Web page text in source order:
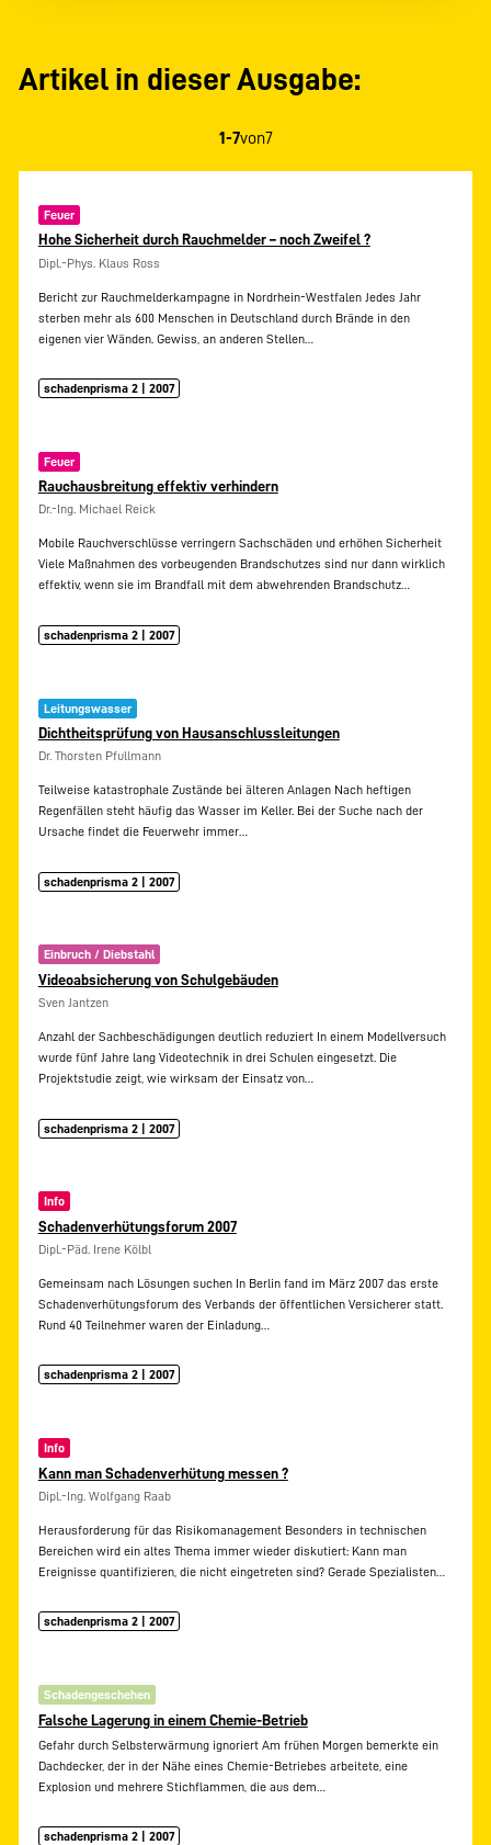
Artikel in dieser Ausgabe:
1-7von7
Feuer
Hohe Sicherheit durch Rauchmelder – noch Zweifel ?
Dipl.-Phys. Klaus Ross
Bericht zur Rauchmelderkampagne in Nordrhein-Westfalen Jedes Jahr
sterben mehr als 600 Menschen in Deutschland durch Brände in den
eigenen vier Wänden. Gewiss, an anderen Stellen…
schadenprisma 2 | 2007
Feuer
Rauchausbreitung effektiv verhindern
Dr.-Ing. Michael Reick
Mobile Rauchverschlüsse verringern Sachschäden und erhöhen Sicherheit
Viele Maßnahmen des vorbeugenden Brandschutzes sind nur dann wirklich
effektiv, wenn sie im Brandfall mit dem abwehrenden Brandschutz…
schadenprisma 2 | 2007
Leitungswasser
Dichtheitsprüfung von Hausanschlussleitungen
Dr. Thorsten Pfullmann
Teilweise katastrophale Zustände bei älteren Anlagen Nach heftigen
Regenfällen steht häufig das Wasser im Keller. Bei der Suche nach der
Ursache findet die Feuerwehr immer…
schadenprisma 2 | 2007
Einbruch / Diebstahl
Videoabsicherung von Schulgebäuden
Sven Jantzen
Anzahl der Sachbeschädigungen deutlich reduziert In einem Modellversuch
wurde fünf Jahre lang Videotechnik in drei Schulen eingesetzt. Die
Projektstudie zeigt, wie wirksam der Einsatz von…
schadenprisma 2 | 2007
Info
Schadenverhütungsforum 2007
Dipl.-Päd. Irene Kölbl
Gemeinsam nach Lösungen suchen In Berlin fand im März 2007 das erste
Schadenverhütungsforum des Verbands der öffentlichen Versicherer statt.
Rund 40 Teilnehmer waren der Einladung…
schadenprisma 2 | 2007
Info
Kann man Schadenverhütung messen ?
Dipl.-Ing. Wolfgang Raab
Herausforderung für das Risikomanagement Besonders in technischen
Bereichen wird ein altes Thema immer wieder diskutiert: Kann man
Ereignisse quantifizieren, die nicht eingetreten sind? Gerade Spezialisten…
schadenprisma 2 | 2007
Schadengeschehen
Falsche Lagerung in einem Chemie-Betrieb
Gefahr durch Selbsterwärmung ignoriert Am frühen Morgen bemerkte ein
Dachdecker, der in der Nähe eines Chemie-Betriebes arbeitete, eine
Explosion und mehrere Stichflammen, die aus dem…
schadenprisma 2 | 2007